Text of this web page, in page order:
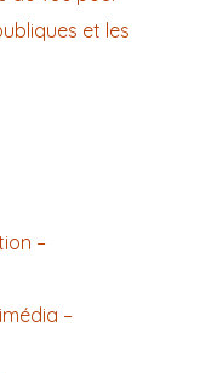
et les
–
–